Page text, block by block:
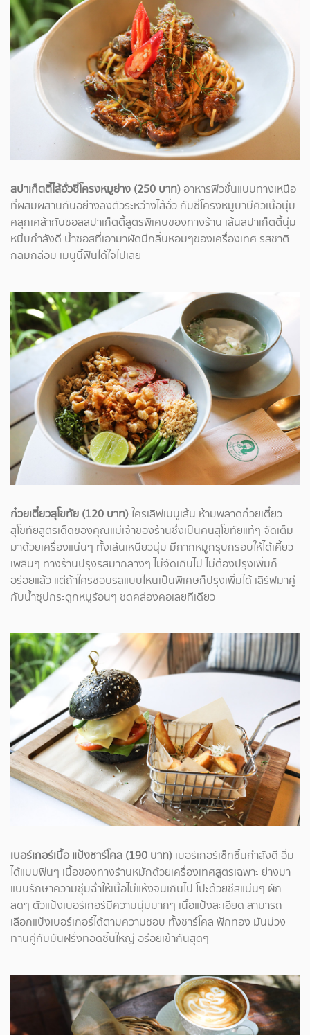
สปาเก็ตตี้ไส้อั่วซี่โครงหมูย่าง (250 บาท) อาหารฟิวชั่นแบบทางเหนือ
ที่ผสมผสานกันอย่างลงตัวระหว่างไส้อั่ว กับซี่โครงหมูบาบีคิวเนื้อนุ่ม
คลุกเคล้ากับซอสสปาเก็ตตี้สูตรพิเศษของทางร้าน เส้นสปาเก็ตตี้นุ่ม
หนึบกำลังดี น้ำซอสที่เอามาผัดมีกลิ่นหอมๆของเครื่องเทศ รสชาติ
กลมกล่อม เมนูนี้ฟินได้ใจไปเลย
ก๋วยเตี๋ยวสุโขทัย (120 บาท)ใครเลิฟเมนูเส้น ห้ามพลาดก๋วยเตี๋ยว
สุโขทัยสูตรเด็ดของคุณแม่เจ้าของร้านซึ่งเป็นคนสุโขทัยแท้ๆ จัดเต็ม
มาด้วยเครื่องแน่นๆ ทั้งเส้นเหนียวนุ่ม มีกากหมูกรุบกรอบให้ได้เคี้ยว
เพลินๆ ทางร้านปรุงรสมากลางๆ ไม่จัดเกินไป ไม่ต้องปรุงเพิ่มก็
อร่อยแล้ว แต่ถ้าใครชอบรสแบบไหนเป็นพิเศษก็ปรุงเพิ่มได้ เสิร์ฟมาคู่
กับน้ำซุปกระดูกหมูร้อนๆ ซดคล่องคอเลยทีเดียว
เบอร์เกอร์เนื้อ แป้งชาร์โคล (190 บาท) เบอร์เกอร์เซ็ทชิ้นกำลังดี อิ่ม
ได้แบบฟินๆ เนื้อของทางร้านหมักด้วยเครื่องเทศสูตรเฉพาะ ย่างมา
แบบรักษาความชุ่มฉ่ำให้เนื้อไม่แห้งจนเกินไป โปะด้วยชีสแน่นๆ ผัก
สดๆ ตัวแป้งเบอร์เกอร์มีความนุ่มมากๆ เนื้อแป้งละเอียด สามารถ
เลือกแป้งเบอร์เกอร์ได้ตามความชอบ ทั้งชาร์โคล ฟักทอง มันม่วง
ทานคู่กับมันฝรั่งทอดชิ้นใหญ่ อร่อยเข้ากันสุดๆ